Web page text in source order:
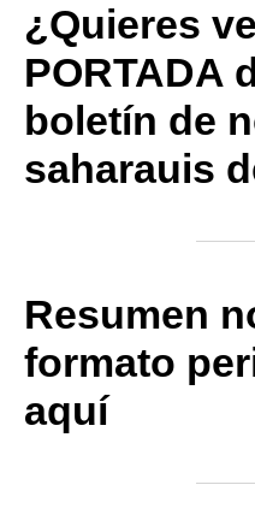
¿Quieres
PORTADA
boletín de
saharauis
Resumen
formato
aquí